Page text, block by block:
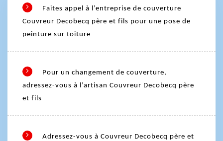
Faites appel à l’entreprise de couverture
Couvreur Decobecq père et fils pour une pose de
peinture sur toiture
Pour un changement de couverture,
adressez-vous à l’artisan Couvreur Decobecq père
et fils
Adressez-vous à Couvreur Decobecq père et